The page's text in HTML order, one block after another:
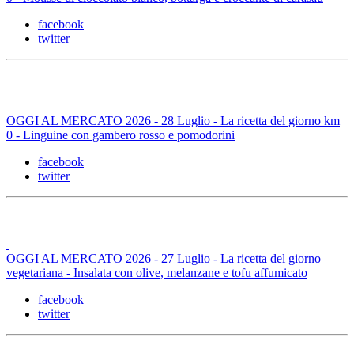
facebook
twitter
OGGI AL MERCATO 2026 - 28 Luglio - La ricetta del giorno km
0 - Linguine con gambero rosso e pomodorini
facebook
twitter
OGGI AL MERCATO 2026 - 27 Luglio - La ricetta del giorno
vegetariana - Insalata con olive, melanzane e tofu affumicato
facebook
twitter